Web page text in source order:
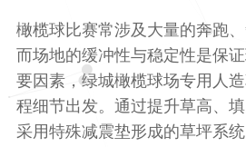
橄榄球比赛常涉及大量的奔跑
而场地的缓冲性与稳定性是保
要因素，绿城橄榄球场专用人
程细节出发。通过提升草高、
采用特殊减震垫形成的草坪系